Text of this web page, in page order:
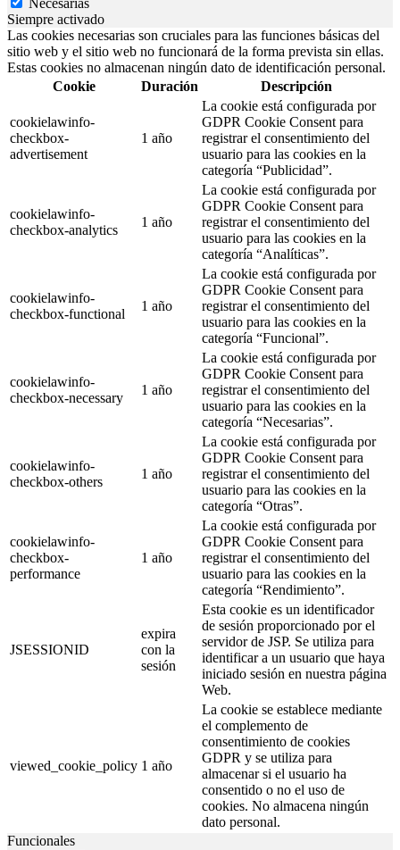
Necesarias
Siempre activado
Las cookies necesarias son cruciales para las funciones básicas del
sitio web y el sitio web no funcionará de la forma prevista sin ellas.
Estas cookies no almacenan ningún dato de identificación personal.
Cookie
Duración Descripción
cookielawinfo-
checkbox-
advertisement
1 año
La cookie está configurada por
GDPR Cookie Consent para
registrar el consentimiento del
usuario para las cookies en la
categoría “Publicidad”.
cookielawinfo-
checkbox-analytics
1 año
La cookie está configurada por
GDPR Cookie Consent para
registrar el consentimiento del
usuario para las cookies en la
categoría “Analíticas”.
cookielawinfo-
checkbox-functional
1 año
La cookie está configurada por
GDPR Cookie Consent para
registrar el consentimiento del
usuario para las cookies en la
categoría “Funcional”.
cookielawinfo-
checkbox-necessary
1 año
La cookie está configurada por
GDPR Cookie Consent para
registrar el consentimiento del
usuario para las cookies en la
categoría “Necesarias”.
cookielawinfo-
checkbox-others
1 año
La cookie está configurada por
GDPR Cookie Consent para
registrar el consentimiento del
usuario para las cookies en la
categoría “Otras”.
cookielawinfo-
checkbox-
performance
1 año
La cookie está configurada por
GDPR Cookie Consent para
registrar el consentimiento del
usuario para las cookies en la
categoría “Rendimiento”.
JSESSIONID
expira
con la
sesión
Esta cookie es un identificador
de sesión proporcionado por el
servidor de JSP. Se utiliza para
identificar a un usuario que haya
iniciado sesión en nuestra página
Web.
viewed_cookie_policy 1 año
La cookie se establece mediante
el complemento de
consentimiento de cookies
GDPR y se utiliza para
almacenar si el usuario ha
consentido o no el uso de
cookies. No almacena ningún
dato personal.
Funcionales